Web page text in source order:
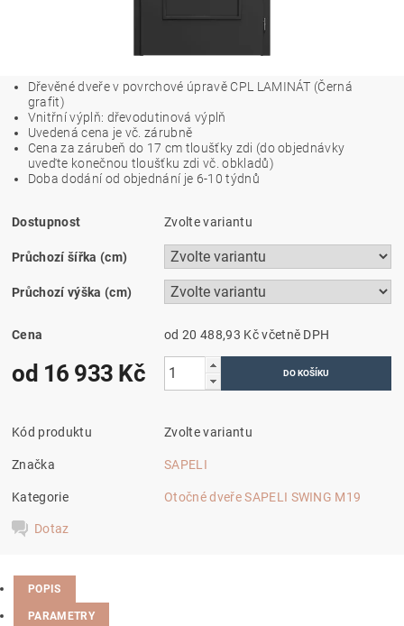
Dřevěné dveře v povrchové úpravě CPL LAMINÁT (Černá
grafit)
Vnitřní výplň: dřevodutinová výplň
Uvedená cena je vč. zárubně
Cena za zárubeň do 17 cm tloušťky zdi (do objednávky
uveďte konečnou tloušťku zdi vč. obkladů)
Doba dodání od objednání je 6-10 týdnů
Dostupnost Zvolte variantu
Průchozí šířka (cm)
Průchozí výška (cm)
Cena od 20 488,93 Kčvčetně DPH
od 16 933 Kč
Kód produktu Zvolte variantu
Značka SAPELI
Kategorie Otočné dveře SAPELI SWING M19
Dotaz
POPIS
PARAMETRY